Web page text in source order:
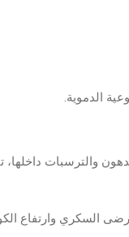
الدموية.
والترسبات داخلها،
السكري وارتفاع